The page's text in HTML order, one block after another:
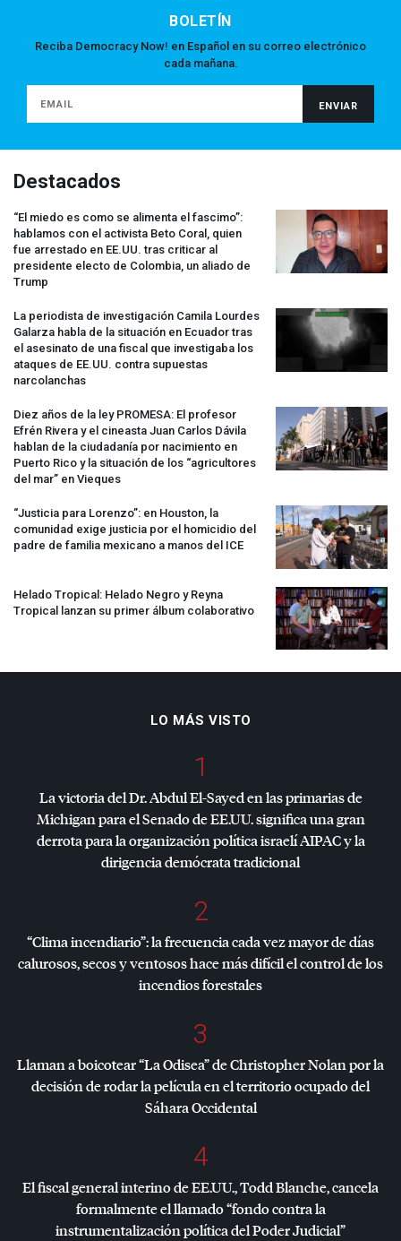
BOLETÍN
Reciba Democracy Now! en Español en su correo electrónico
cada mañana.
Destacados
“El miedo es como se alimenta el fascimo”:
hablamos con el activista Beto Coral, quien
fue arrestado en EE.UU. tras criticar al
presidente electo de Colombia, un aliado de
Trump
La periodista de investigación Camila Lourdes
Galarza habla de la situación en Ecuador tras
el asesinato de una fiscal que investigaba los
ataques de EE.UU. contra supuestas
narcolanchas
Diez años de la ley PROMESA: El profesor
Efrén Rivera y el cineasta Juan Carlos Dávila
hablan de la ciudadanía por nacimiento en
Puerto Rico y la situación de los “agricultores
del mar” en Vieques
“Justicia para Lorenzo”: en Houston, la
comunidad exige justicia por el homicidio del
padre de familia mexicano a manos del ICE
Helado Tropical: Helado Negro y Reyna
Tropical lanzan su primer álbum colaborativo
LO MÁS VISTO
1
La victoria del Dr. Abdul El-Sayed en las primarias de
Michigan para el Senado de EE.UU. significa una gran
derrota para la organización política israelíAIPACy la
dirigencia demócrata tradicional
2
“Clima incendiario”: la frecuencia cada vez mayor de días
calurosos, secos y ventosos hace más difícil el control de los
incendios forestales
3
Llaman a boicotear “La Odisea” de Christopher Nolan por la
decisión de rodar la película en el territorio ocupado del
Sáhara Occidental
4
El fiscal general interino de EE.UU., Todd Blanche, cancela
formalmente el llamado “fondo contra la
instrumentalización política del Poder Judicial”